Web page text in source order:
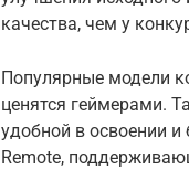
качества, чем у
Популярные модели
ценятся геймерами.
удобной в освоении
Remote,